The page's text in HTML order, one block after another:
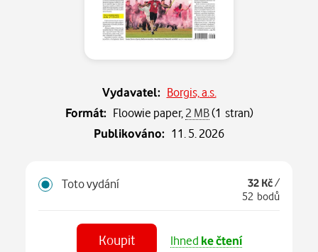
Vydavatel: Borgis, a.s.
Formát: Floowie paper, 2 MB(1 stran)
Publikováno: 11. 5. 2026
Toto vydání 32 Kč/
52 bodů
Koupit Ihned ke čtení